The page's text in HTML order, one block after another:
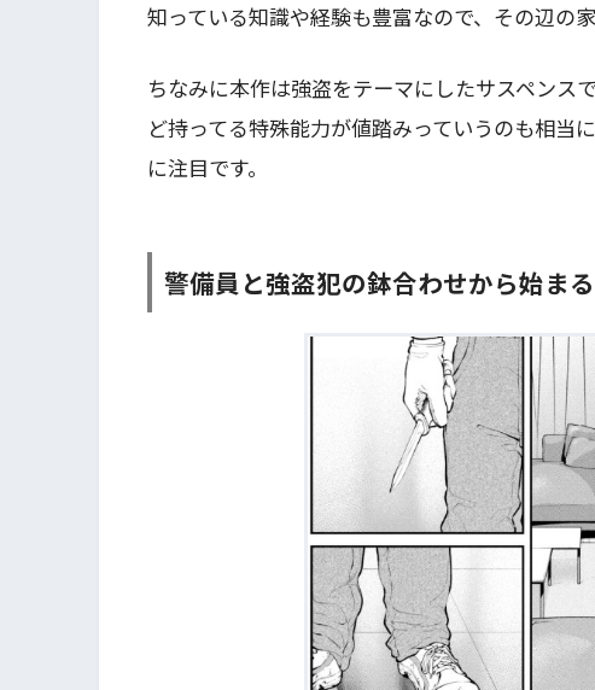
知っている知識や経験も豊富なので、その辺の
ちなみに本作は強盗をテーマにしたサスペンス
ど持ってる特殊能力が値踏みっていうのも相当
に注目です。
警備員と強盗犯の鉢合わせから始ま